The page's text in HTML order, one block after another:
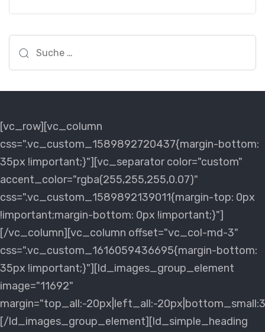
nach:
[vc_row][vc_column
css=".vc_custom_1589892720437{margin-bottom:
35px !important;}"][vc_separator color="custom"
accent_color="rgba(255,255,255,0.07)"
css=".vc_custom_1589892139011{margin-top: 0px
!important;margin-bottom: 0px !important;}"]
[/vc_column][vc_column offset="vc_col-md-3"
css=".vc_custom_1616059436695{margin-bottom:
35px !important;}"][ld_images_group_element
image="11692"
margin="top_all:-20px|left_all:-
[/ld_images_group_element][ld_simple_heading